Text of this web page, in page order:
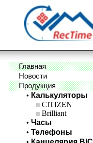
Главная
Новости
Продукция
• Калькуляторы
CITIZEN
Brilliant
• Часы
• Телефоны